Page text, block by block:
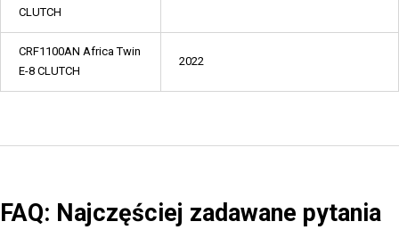
CLUTCH
CRF1100AN Africa Twin
E-8 CLUTCH
2022
FAQ: Najczęściej zadawane pytania